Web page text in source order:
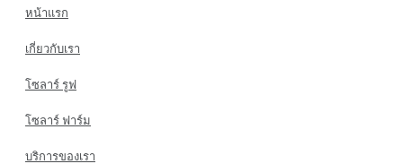
หน้าแรก
เกี่ยวกับเรา
โซลาร์ รูฟ
โซลาร์ ฟาร์ม
บริการของเรา